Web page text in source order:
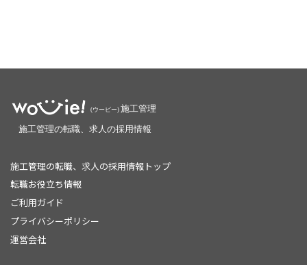
施工管理の転職、求人の採用情報トップ
転職お役立ち情報
ご利用ガイド
プライバシーポリシー
運営会社